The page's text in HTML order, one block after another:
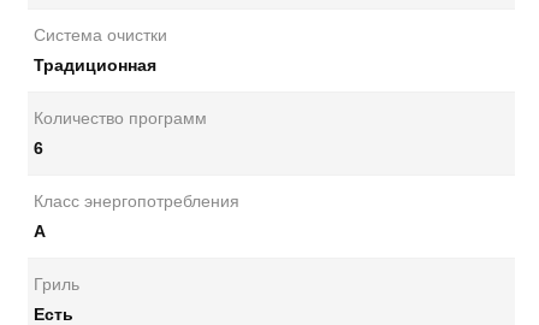
Система очистки
Традиционная
Количество программ
6
Класс энергопотребления
A
Гриль
Есть